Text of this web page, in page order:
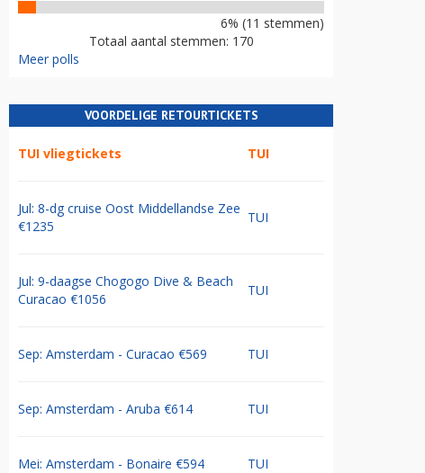
6% (11 stemmen)
Totaal aantal stemmen: 170
Meer polls
VOORDELIGE RETOURTICKETS
TUI vliegtickets TUI
Jul: 8-dg cruise Oost Middellandse Zee
€1235
TUI
Jul: 9-daagse Chogogo Dive & Beach
Curacao €1056
TUI
Sep: Amsterdam - Curacao €569 TUI
Sep: Amsterdam - Aruba €614 TUI
Mei: Amsterdam - Bonaire €594 TUI